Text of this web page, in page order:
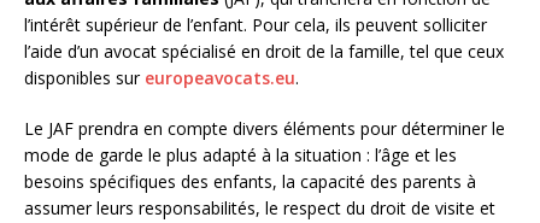
l’intérêt supérieur de l’enfant. Pour cela, ils peuvent solliciter
l’aide d’un avocat spécialisé en droit de la famille, tel que ceux
disponibles sur europeavocats.eu.
Le JAF prendra en compte divers éléments pour déterminer le
mode de garde le plus adapté à la situation : l’âge et les
besoins spécifiques des enfants, la capacité des parents à
assumer leurs responsabilités, le respect du droit de visite et